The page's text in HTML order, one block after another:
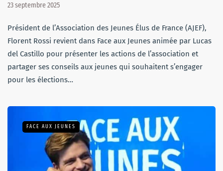
23 septembre 2025
Président de l’Association des Jeunes Élus de France (AJEF),
Florent Rossi revient dans Face aux Jeunes animée par Lucas
del Castillo pour présenter les actions de l’association et
partager ses conseils aux jeunes qui souhaitent s’engager
pour les élections…
FACE AUX JEUNES